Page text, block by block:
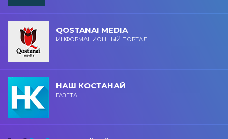
QOSTANAI MEDIA
ИНФОРМАЦИОННЫЙ ПОРТАЛ
НАШ КОСТАНАЙ
ГАЗЕТА